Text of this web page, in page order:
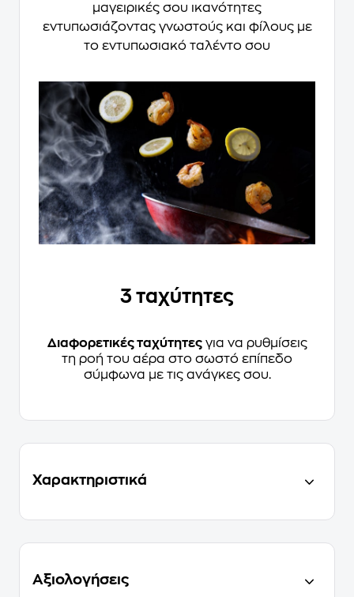
μαγειρικές σου ικανότητες
εντυπωσιάζοντας γνωστούς και φίλους με
το εντυπωσιακό ταλέντο σου
3 ταχύτητες
Διαφορετικές ταχύτητεςγια να ρυθμίσεις
τη ροή του αέρα στο σωστό επίπεδο
σύμφωνα με τις ανάγκες σου.
Χαρακτηριστικά
Αξιολογήσεις